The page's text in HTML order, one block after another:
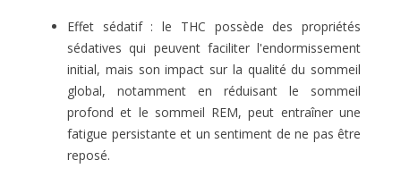
Effet sédatif : le THC possède des propriétés
sédatives qui peuvent faciliter l'endormissement
initial, mais son impact sur la qualité du sommeil
global, notamment en réduisant le sommeil
profond et le sommeil REM, peut entraîner une
fatigue persistante et un sentiment de ne pas être
reposé.